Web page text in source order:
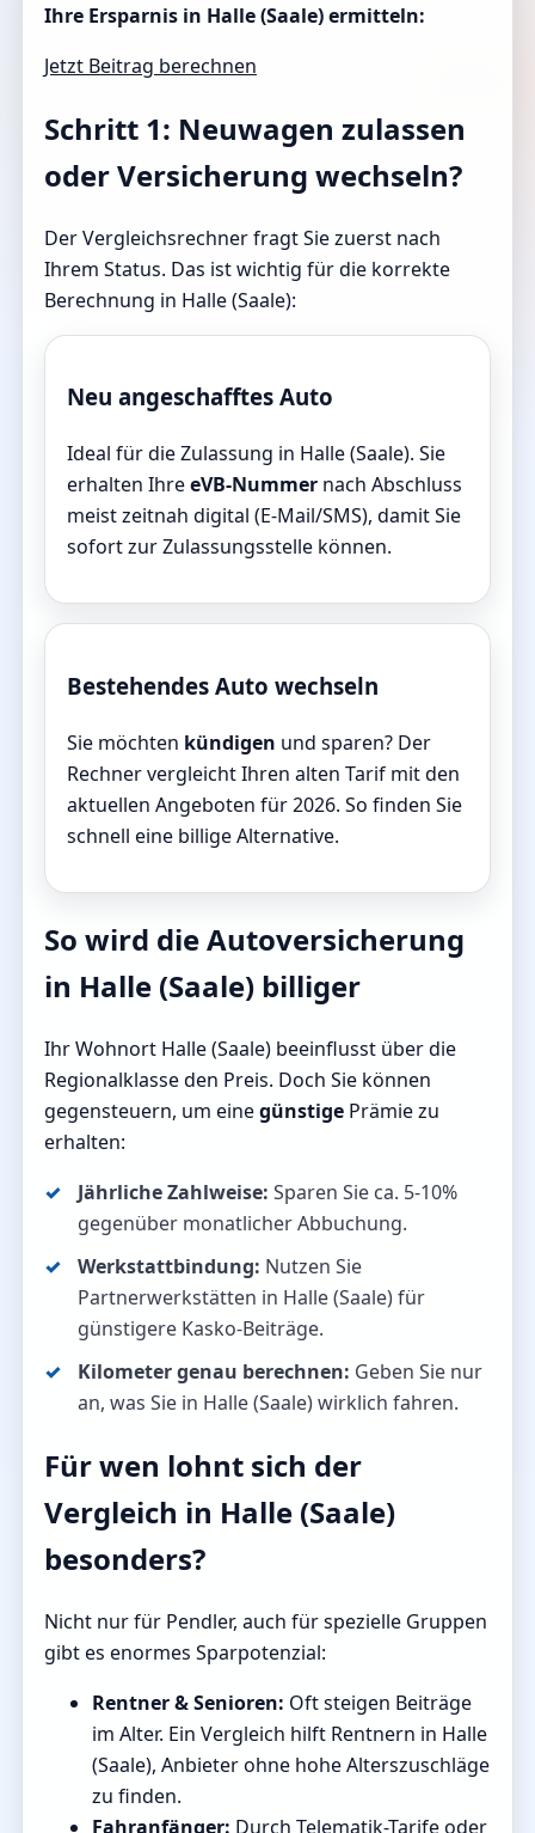
Ihre Ersparnis in Halle (Saale) ermitteln:
Jetzt Beitrag berechnen
Schritt 1: Neuwagen zulassen
oder Versicherung wechseln?
Der Vergleichsrechner fragt Sie zuerst nach
Ihrem Status. Das ist wichtig für die korrekte
Berechnung in Halle (Saale):
Neu angeschafftes Auto
Ideal für die Zulassung in Halle (Saale). Sie
erhalten IhreeVB-Nummer nach Abschluss
meist zeitnah digital (E-Mail/SMS), damit Sie
sofort zur Zulassungsstelle können.
Bestehendes Auto wechseln
Sie möchten kündigen und sparen? Der
Rechner vergleicht Ihren alten Tarif mit den
aktuellen Angeboten für 2026. So finden Sie
schnell eine billige Alternative.
So wird die Autoversicherung
in Halle (Saale) billiger
Ihr Wohnort Halle (Saale) beeinflusst über die
Regionalklasse den Preis. Doch Sie können
gegensteuern, um einegünstige Prämie zu
erhalten:
Jährliche Zahlweise: Sparen Sie ca. 5-10%
gegenüber monatlicher Abbuchung.
Werkstattbindung: Nutzen Sie
Partnerwerkstätten in Halle (Saale) für
günstigere Kasko-Beiträge.
Kilometer genau berechnen: Geben Sie nur
an, was Sie in Halle (Saale) wirklich fahren.
Für wen lohnt sich der
Vergleich in Halle (Saale)
besonders?
Nicht nur für Pendler, auch für spezielle Gruppen
gibt es enormes Sparpotenzial:
Rentner & Senioren: Oft steigen Beiträge
im Alter. Ein Vergleich hilft Rentnern in Halle
(Saale), Anbieter ohne hohe Alterszuschläge
zu finden.
Fahranfänger: Durch Telematik-Tarife oder